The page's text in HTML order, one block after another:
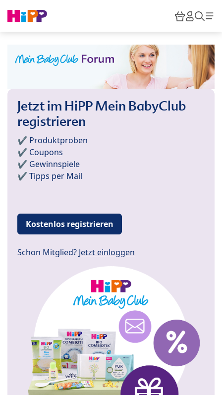
HiPP
Jetzt im HiPP Mein BabyClub
registrieren
✔️ Produktproben
✔️ Coupons
✔️ Gewinnspiele
✔️ Tipps per Mail
Kostenlos registrieren
Schon Mitglied? Jetzt einloggen